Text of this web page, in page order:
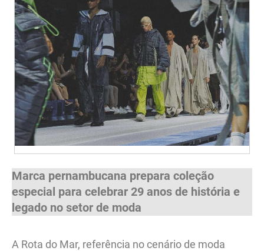
Marca pernambucana prepara coleção
especial para celebrar 29 anos de história e
legado no setor de moda
A Rota do Mar, referência no cenário de moda